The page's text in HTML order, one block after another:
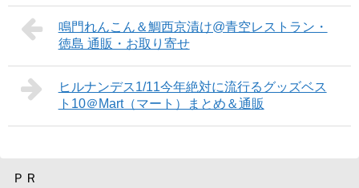
鳴門れんこん＆鯛西京漬け@青空レストラン・
徳島 通販・お取り寄せ
ヒルナンデス1/11今年絶対に流行るグッズベス
ト10＠Mart（マート）まとめ＆通販
ＰＲ